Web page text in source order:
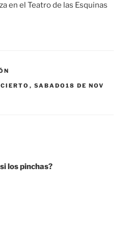
en el Teatro de las Esquinas
, SABADO18 DE NOV
los pinchas?